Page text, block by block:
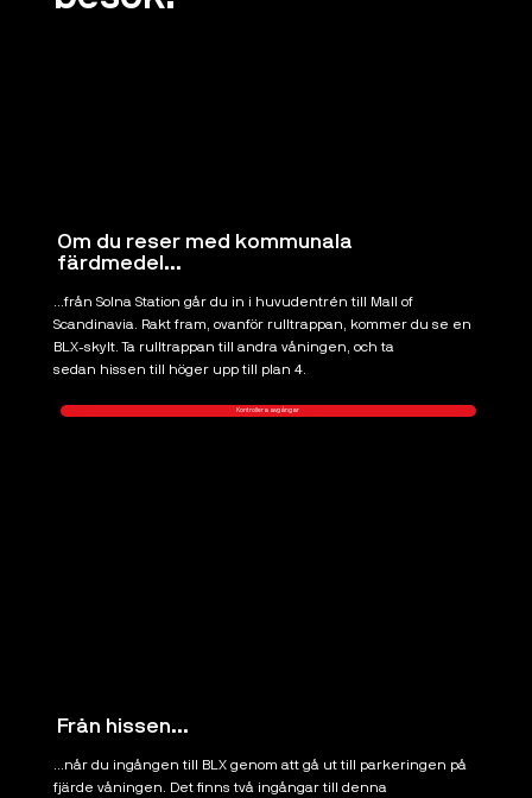
Om du reser med kommunala
färdmedel...
...från Solna Station går du in i huvudentrén till Mall of
Scandinavia. Rakt fram, ovanför rulltrappan, kommer du se en
BLX-skylt. Ta rulltrappan till andra våningen, och ta
sedan hissen till höger upp till plan 4.
Kontrollera avgångar
Från hissen...
...når du ingången till BLX genom att gå ut till parkeringen på
fjärde våningen. Det finns två ingångar till denna